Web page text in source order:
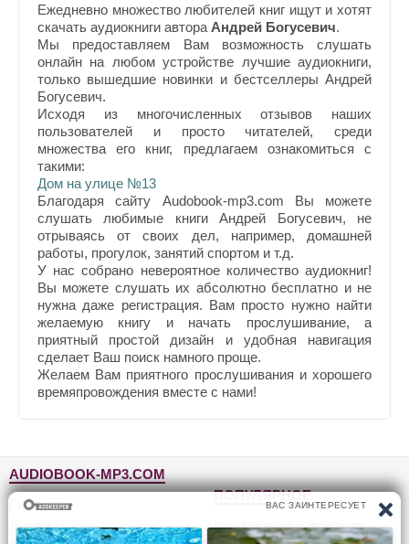
Ежедневно множество любителей книг ищут и хотят
скачать аудиокниги автора Андрей Богусевич.
Мы предоставляем Вам возможность слушать
онлайн на любом устройстве лучшие аудиокниги,
только вышедшие новинки и бестселлеры Андрей
Богусевич.
Исходя из многочисленных отзывов наших
пользователей и просто читателей, среди
множества его книг, предлагаем ознакомиться с
такими:
Дом на улице №13
Благодаря сайту Audobook-mp3.com Вы можете
слушать любимые книги Андрей Богусевич, не
отрываясь от своих дел, например, домашней
работы, прогулок, занятий спортом и т.д.
У нас собрано невероятное количество аудиокниг!
Вы можете слушать их абсолютно бесплатно и не
нужна даже регистрация. Вам просто нужно найти
желаемую книгу и начать прослушивание, а
приятный простой дизайн и удобная навигация
сделает Ваш поиск намного проще.
Желаем Вам приятного прослушивания и хорошего
времяпровождения вместе с нами!
AUDIOBOOK-MP3.COM
Главная
Жанры
ПОПУЛЯРНОЕ
Фантастика и фэнтези